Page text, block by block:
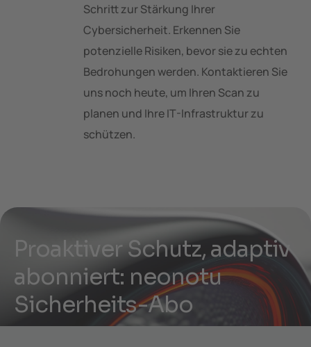
Schritt zur Stärkung Ihrer
Cybersicherheit. Erkennen Sie
potenzielle Risiken, bevor sie zu echten
Bedrohungen werden. Kontaktieren Sie
uns noch heute, um Ihren Scan zu
planen und Ihre IT-Infrastruktur zu
schützen.
ProaktiverSchutz, adaptiv
abonniert: neonotu
Sicherheits-Abo